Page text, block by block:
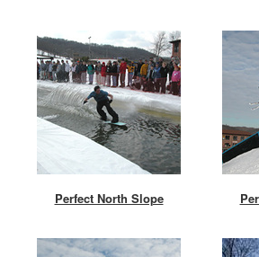
Perfect North Slope